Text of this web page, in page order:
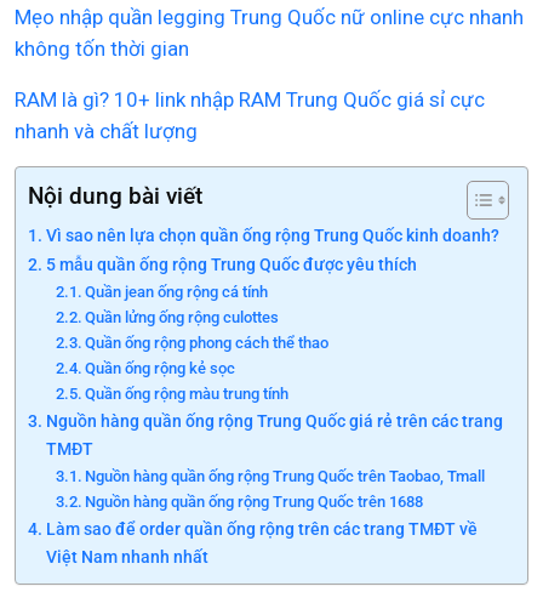
Mẹo nhập quần legging Trung Quốc nữ online cực nhanh
không tốn thời gian
RAM là gì? 10+ link nhập RAM Trung Quốc giá sỉ cực
nhanh và chất lượng
Nội dung bài viết
Vì sao nên lựa chọn quần ống rộng Trung Quốc kinh doanh?
5 mẫu quần ống rộng Trung Quốc được yêu thích
Quần jean ống rộng cá tính
Quần lửng ống rộng culottes
Quần ống rộng phong cách thể thao
Quần ống rộng kẻ sọc
Quần ống rộng màu trung tính
Nguồn hàng quần ống rộng Trung Quốc giá rẻ trên các trang
TMĐT
Nguồn hàng quần ống rộng Trung Quốc trên Taobao, Tmall
Nguồn hàng quần ống rộng Trung Quốc trên 1688
Làm sao để order quần ống rộng trên các trang TMĐT về
Việt Nam nhanh nhất